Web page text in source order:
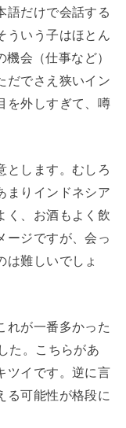
語だけで会話する
ういう子はほとん
会（仕事など）
だでさえ狭いイン
を外しすぎて、噂
します。むしろ
まりインドネシア
く、お酒もよく飲
ージですが、会っ
は難しいでしょ
が一番多かった
た。こちらがあ
ツイです。逆に言
る可能性が格段に